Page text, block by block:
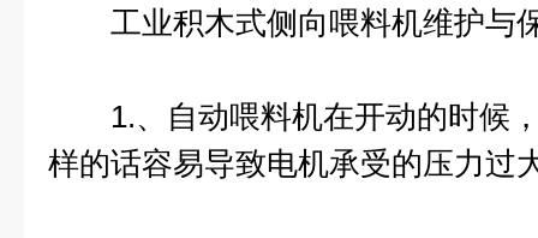
工业积木式侧向喂料机维护与
1.、自动喂料机在开动的时候，
样的话容易导致电机承受的压力过